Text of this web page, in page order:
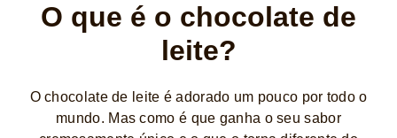
O que é o chocolate de
leite?
O chocolate de leite é adorado um pouco por todo o
mundo. Mas como é que ganha o seu sabor